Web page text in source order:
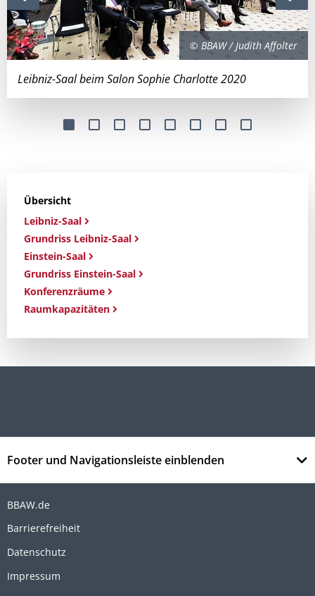
© BBAW / Judith Affolter
Leibniz-Saal beim Salon Sophie Charlotte 2020
Übersicht
Leibniz-Saal
Grundriss Leibniz-Saal
Einstein-Saal
Grundriss Einstein-Saal
Konferenzräume
Raumkapazitäten
Footer und Navigationsleiste einblenden
BBAW.de
Barrierefreiheit
Datenschutz
Impressum